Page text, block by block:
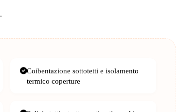
.
Coibentazione sottotetti e isolamento
termico coperture